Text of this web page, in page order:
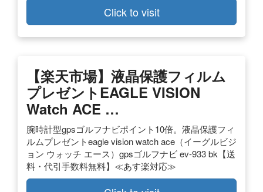
Click to visit
【楽天市場】液晶保護フィルム
プレゼントEAGLE VISION
Watch ACE …
腕時計型gpsゴルフナビポイント10倍。液晶保護フィ
ルムプレゼントeagle vision watch ace（イーグルビジ
ョン ウォッチ エース）gpsゴルフナビ ev-933 bk【送
料・代引手数料無料】≪あす楽対応≫